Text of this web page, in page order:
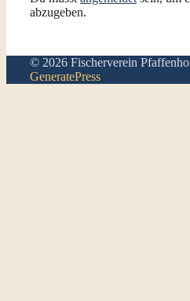
abzugeben.
© 2026 Fischerverein
GeneratePress